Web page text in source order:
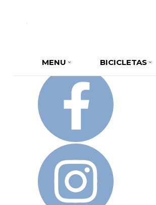
MENU BICICLETAS